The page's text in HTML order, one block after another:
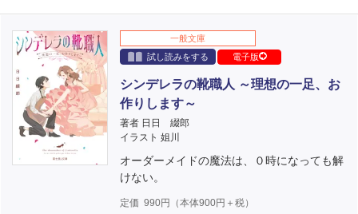
一般文庫
試し読みをする
電子版
シンデレラの靴職人 ～理想の一足、お
作りします～
著者 日日 綴郎
イラスト 姐川
オーダーメイドの魔法は、０時になっても解
けない。
定価 990円（本体900円＋税）